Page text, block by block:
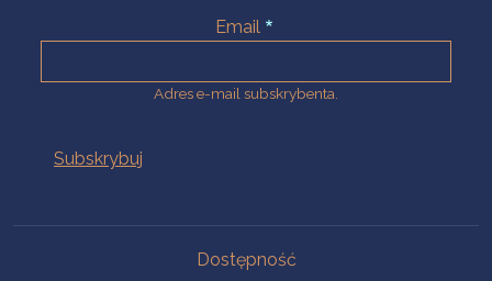
Email
Adres e-mail subskrybenta.
Dostępność